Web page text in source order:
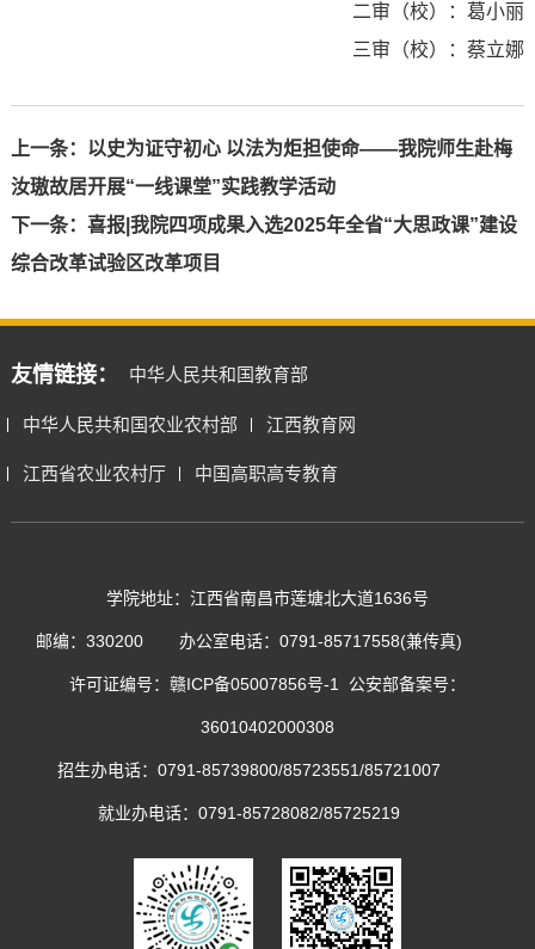
二审（校）：葛小丽
三审（校）：蔡立娜
上一条： 以史为证守初心 以法为炬担使命——我院师生赴梅
汝璈故居开展“一线课堂”实践教学活动
下一条： 喜报|我院四项成果入选2025年全省“大思政课”建设
综合改革试验区改革项目
友情链接： 中华人民共和国教育部
中华人民共和国农业农村部 江西教育网
江西省农业农村厅 中国高职高专教育
学院地址：江西省南昌市莲塘北大道1636号
邮编：330200 办公室电话：0791-85717558(兼传真)
许可证编号： 赣ICP备05007856号-1 公安部备案号：
36010402000308
招生办电话：0791-85739800/85723551/85721007
就业办电话：0791-85728082/85725219